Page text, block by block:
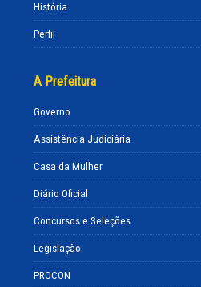
História
Perfil
A Prefeitura
Governo
Assistência Judiciária
Casa da Mulher
Diário Oficial
Concursos e Seleções
Legislação
PROCON